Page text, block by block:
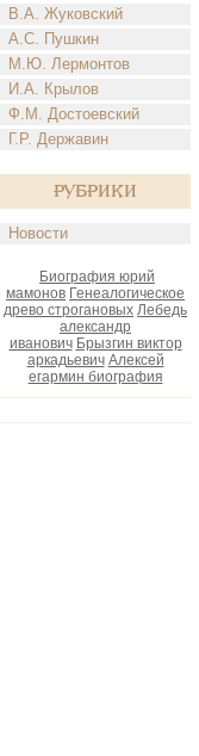
В.А. Жуковский
А.С. Пушкин
М.Ю. Лермонтов
И.А. Крылов
Ф.М. Достоевский
Г.Р. Державин
Рубрики
Новости
Биография юрий
мамонов Генеалогическое
древо строгановых Лебедь
александр
иванович Брызгин виктор
аркадьевич Алексей
егармин биография